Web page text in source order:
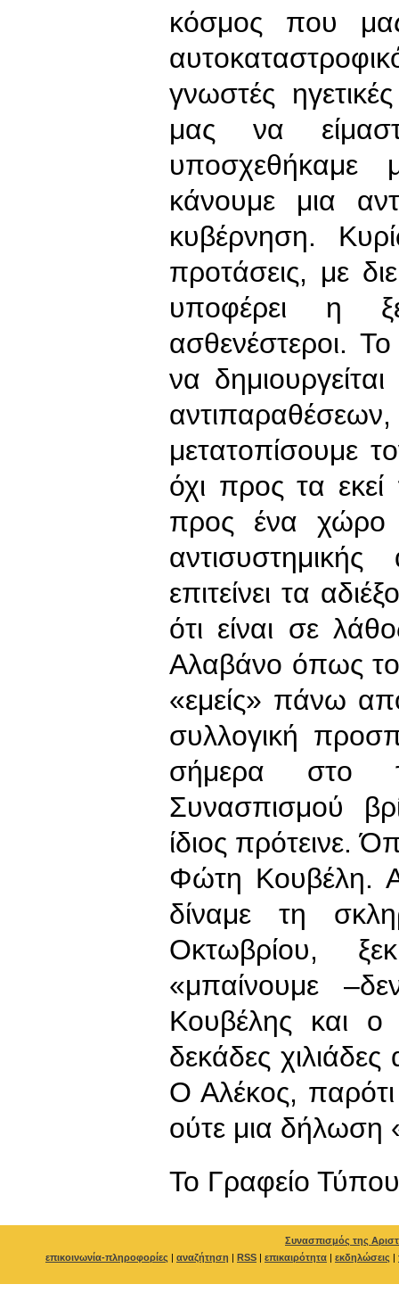
κόσμος που
γνωστές
μας να
κάνουμε μια
κυβέρνηση.
προτάσεις, με
υποφέρει η
ασθενέστεροι.
να
μετατοπίσουμε
όχι προς τα
προς ένα χώρο
επιτείνει τα
ότι είναι σε
Αλαβάνο όπως
«εμείς» πάνω
συλλογική
σήμερα στο
Συνασπισμού
ίδιος πρότεινε.
Φώτη Κουβέλη.
δίναμε τη
Οκτωβρίου,
«μπαίνουμε
Κουβέλης και
δεκάδες
Ο Αλέκος,
ούτε μια δήλωση
To Γραφείο Τύπου
Συνασπισμός της
επικοινωνία-πληροφορίες | αναζήτηση | RSS | επικαιρότητα | εκδηλώσεις |